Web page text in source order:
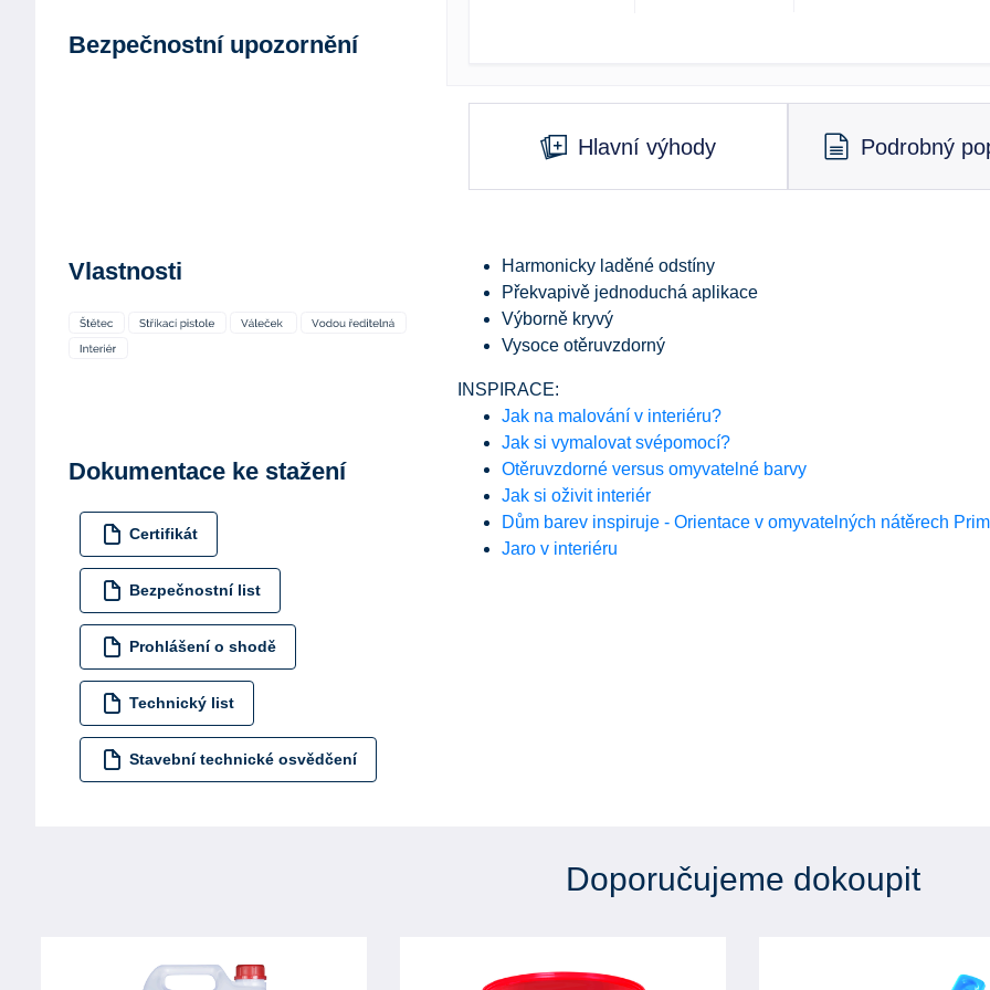
Bezpečnostní upozornění
Vlastnosti
Dokumentace ke stažení
Certifikát
Bezpečnostní list
Prohlášení o shodě
Technický list
Stavební technické osvědčení
Hlavní výhody Podrobný
Harmonicky laděné odstíny
Překvapivě jednoduchá aplikace
Výborně kryvý
Vysoce otěruvzdorný
INSPIRACE:
Jak na malování v interiéru?
Jak si vymalovat svépomocí?
Otěruvzdorné versus omyvatelné barvy
Jak si oživit interiér
Dům barev inspiruje - Orientace v omyvatelných nátěrech
Jaro v interiéru
Doporučujeme dokoupit